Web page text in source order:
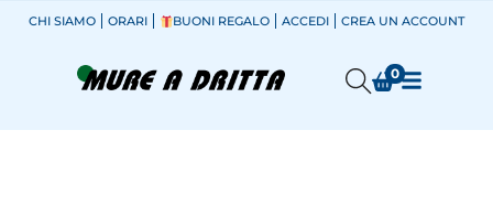
CHI SIAMO ORARI BUONI REGALO ACCEDI CREA UN ACCOUNT
0